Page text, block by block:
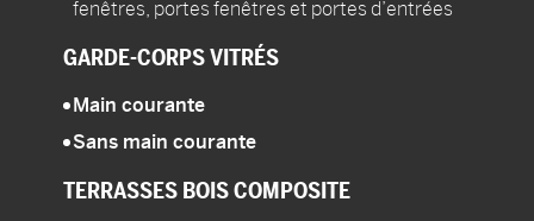
fenêtres, portes fenêtres et portes d’entrées
GARDE-CORPSVITRÉS
Main courante
Sans main courante
TERRASSES BOIS COMPOSITE